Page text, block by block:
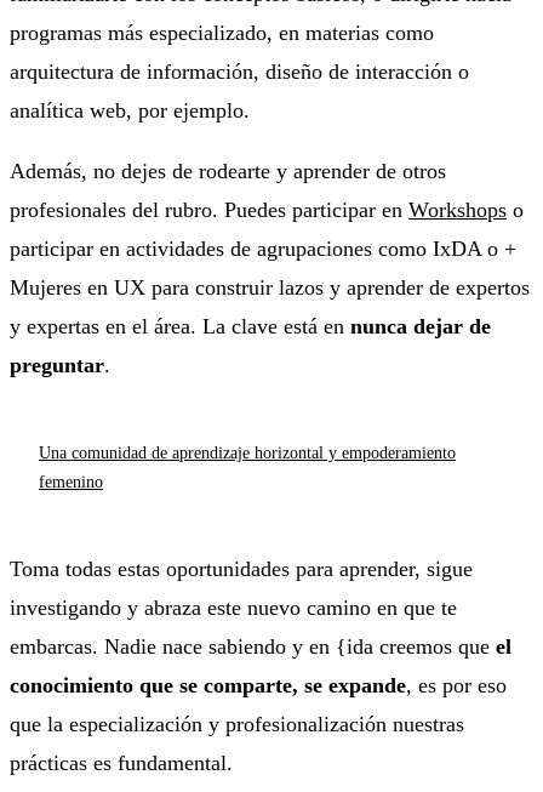
programas más especializado, en materias como
arquitectura de información, diseño de interacción o
analítica web, por ejemplo.
Además, no dejes de rodearte y aprender de otros
profesionales del rubro. Puedes participar en Workshops o
participar en actividades de agrupaciones como IxDA o +
Mujeres en UX para construir lazos y aprender de expertos
y expertas en el área. La clave está en nunca dejar de
preguntar.
Una comunidad de aprendizaje horizontal y empoderamiento
femenino
Toma todas estas oportunidades para aprender, sigue
investigando y abraza este nuevo camino en que te
embarcas. Nadie nace sabiendo y en {ida creemos que el
conocimiento que se comparte, se expande, es por eso
que la especialización y profesionalización nuestras
prácticas es fundamental.